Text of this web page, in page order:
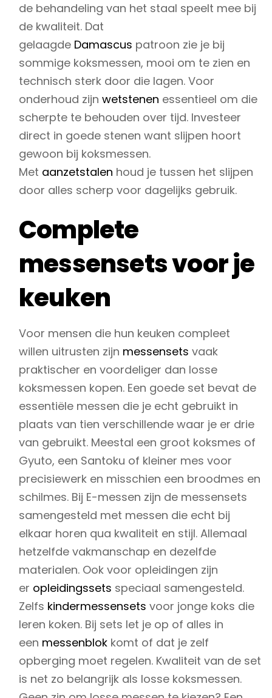
de behandeling van het staal speelt mee bij
de kwaliteit. Dat
gelaagde Damascus patroon zie je bij
sommige koksmessen, mooi om te zien en
technisch sterk door die lagen. Voor
onderhoud zijnwetstenen essentieel om die
scherpte te behouden over tijd. Investeer
direct in goede stenen want slijpen hoort
gewoon bij koksmessen.
Met aanzetstalen houd je tussen het slijpen
door alles scherp voor dagelijks gebruik.
Complete
messensets voor je
keuken
Voor mensen die hun keuken compleet
willen uitrusten zijn messensets vaak
praktischer en voordeliger dan losse
koksmessen kopen. Een goede set bevat de
essentiële messen die je echt gebruikt in
plaats van tien verschillende waar je er drie
van gebruikt. Meestal een groot koksmes of
Gyuto, een Santoku of kleiner mes voor
precisiewerk en misschien een broodmes en
schilmes. Bij E-messen zijn de messensets
samengesteld met messen die echt bij
elkaar horen qua kwaliteit en stijl. Allemaal
hetzelfde vakmanschap en dezelfde
materialen. Ook voor opleidingen zijn
er opleidingssets speciaal samengesteld.
Zelfs kindermessensets voor jonge koks die
leren koken. Bij sets let je op of alles in
een messenblok komt of dat je zelf
opberging moet regelen. Kwaliteit van de set
is net zo belangrijk als losse koksmessen.